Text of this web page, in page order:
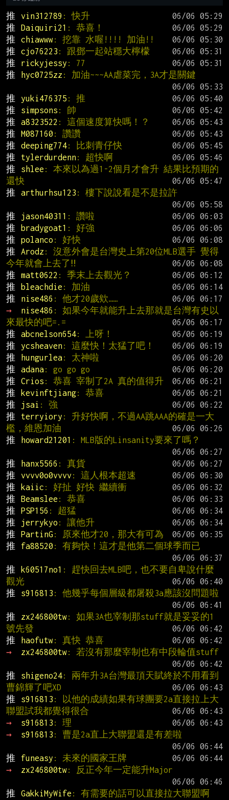
推 vin312789 : 快升
推
Daiquiri21 : 恭喜！
推
chiawww: 挖靠 水喔!!!! 加油!!
推
cjo76223 : 跟鄧一起站穩大檸檬
推
rickyjessy : 77
推
hyc0725zz : 加油~~~AA虐菜完，3A才是關鍵
推
yuki476375 : 推
推
simpsons : 帥
推
a8323522 : 這個速度算快嗎！？
推
M087160 : 讚讚
推
deeping774: 比刺青仔快
推
tylerdurdenn: 超快啊
推
shlee : 本來以為過1-2個月才會升 結果比預期的
還快
推
arthurhsu123 : 樓下說說看是不是拉許
推
jason40311 : 讚啦
推
bradygoat1 : 好強
推
polanco : 好快
推
Arodz : 沒意外會是台灣史上第20位MLB選手 覺得
今年就會上去了‼
推
matt0622 : 季末上去觀光？
推
bleachdie : 加油
推
nise486 : 他才20歲欸……
→
nise486 : 如果今年就能升上去那就是台灣有史以
來最快的吧=.=
推
abcnelson654: 上呀！
推
ycsheaven: 這麼快！太猛了吧！
推
hungurlea: 太神啦
推
adana: go go go
推
Crios : 恭喜 宰制了2A 真的值得升
推
kevinftjiang: 恭喜
推
jsai : 強
推
terryiory : 升好快啊，不過AA跳AAA的確是一大
檻，維恩加油
推
howard21201 : MLB版的Linsanity要來了嗎？
推
hanx5566 : 真貨
推
vvvv0o0vvvv : 這人根本超速
推
kaiic : 好扯 好快 繼續衝
推
Beamslee : 恭喜
推
PSP156 : 超猛
推
jerrykyo : 讓他升
推
PartinG: 原來他才20，那大有可為
推
fa88520 : 有夠快！這才是他第二個球季而已
推
k60517no1 : 趕快回去MLB吧，也不要自卑說什麼
觀光
推
s916813 : 他幾乎每個層級都屠殺3a應該沒問題啦
推
zx246800tw: 如果3A也宰制那stuff就是妥妥的1
號先發
推
haofutw: 真快 恭喜
→
zx246800tw: 若沒有那麼宰制也有中段輪值stuff
推
shigeno24: 兩年升3A台灣最頂天賦終於不用看到
曹錦輝了吧XD
推
s916813 : 以他的成績如果有球團要2a直接拉上大
聯盟試我都覺得很合
→
s916813 : 理
→
s916813 : 曹是2a直上大聯盟還是有差啦
推
funeasy : 未來的國家王牌
→
zx246800tw: 反正今年一定能升Major
推
GakkiMyWife : 有需要的話可以直接拉大聯盟啊